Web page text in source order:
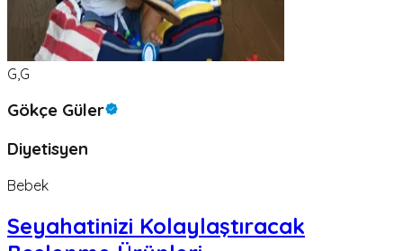
G,G
Gökçe Güler
Diyetisyen
Bebek
Seyahatinizi Kolaylaştıracak